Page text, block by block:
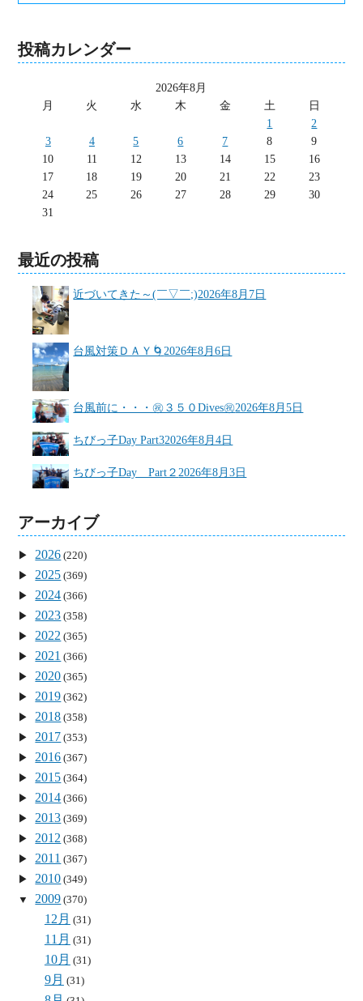
投稿カレンダー
2026年8月
月
火 水 木 金 土
日
1
2
3
4 5 6 7 8
9
10
11 12 13 14 15
16
17
18 19 20 21 22
23
24
25 26 27 28 29
30
31
最近の投稿
近づいてきた～(￣▽￣;)2026年8月7日
台風対策ＤＡＹ🌀 2026年8月6日
台風前に・・・㊗３５０Dives㊗2026年8月5日
ちびっ子Day Part32026年8月4日
ちびっ子Day Part２ 2026年8月3日
アーカイブ
2026 (220)
2025 (369)
2024 (366)
2023 (358)
2022 (365)
2021 (366)
2020 (365)
2019 (362)
2018 (358)
2017 (353)
2016 (367)
2015 (364)
2014 (366)
2013 (369)
2012 (368)
2011 (367)
2010 (349)
2009 (370)
12月 (31)
11月 (31)
10月 (31)
9月 (31)